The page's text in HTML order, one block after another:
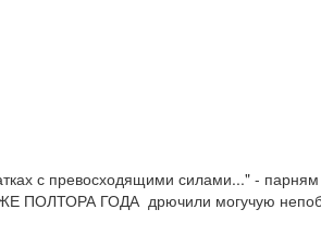
с превосходящими силами..." -
ПОЛТОРА ГОДА  дрючили могучую